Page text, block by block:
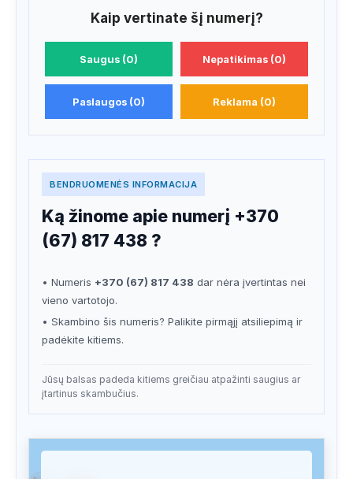
Kaip vertinate šį numerį?
Saugus (0) Nepatikimas (0)
Paslaugos (0) Reklama (0)
BENDRUOMENĖS INFORMACIJA
Ką žinome apie numerį +370
(67) 817 438 ?
• Numeris +370 (67) 817 438 dar nėra įvertintas nei
vieno vartotojo.
• Skambino šis numeris? Palikite pirmąjį atsiliepimą ir
padėkite kitiems.
Jūsų balsas padeda kitiems greičiau atpažinti saugius ar
įtartinus skambučius.